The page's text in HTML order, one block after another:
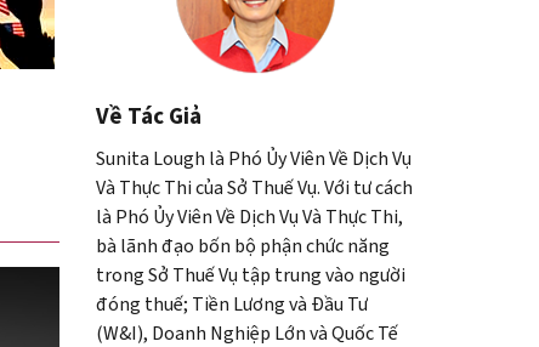
Về Tác Giả
Sunita Lough là Phó Ủy Viên Về Dịch Vụ
Và Thực Thi của Sở Thuế Vụ. Với tư cách
là Phó Ủy Viên Về Dịch Vụ Và Thực Thi,
bà lãnh đạo bốn bộ phận chức năng
trong Sở Thuế Vụ tập trung vào người
đóng thuế; Tiền Lương và Đầu Tư
(W&I), Doanh Nghiệp Lớn và Quốc Tế